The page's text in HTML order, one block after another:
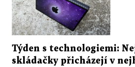
Týden s technologiemi:
skládačky přicházejí v